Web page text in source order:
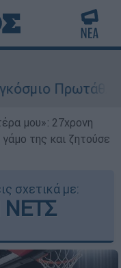
Στίβου
μου»: 27χρονη
της και ζητούσε
σχετικά με: